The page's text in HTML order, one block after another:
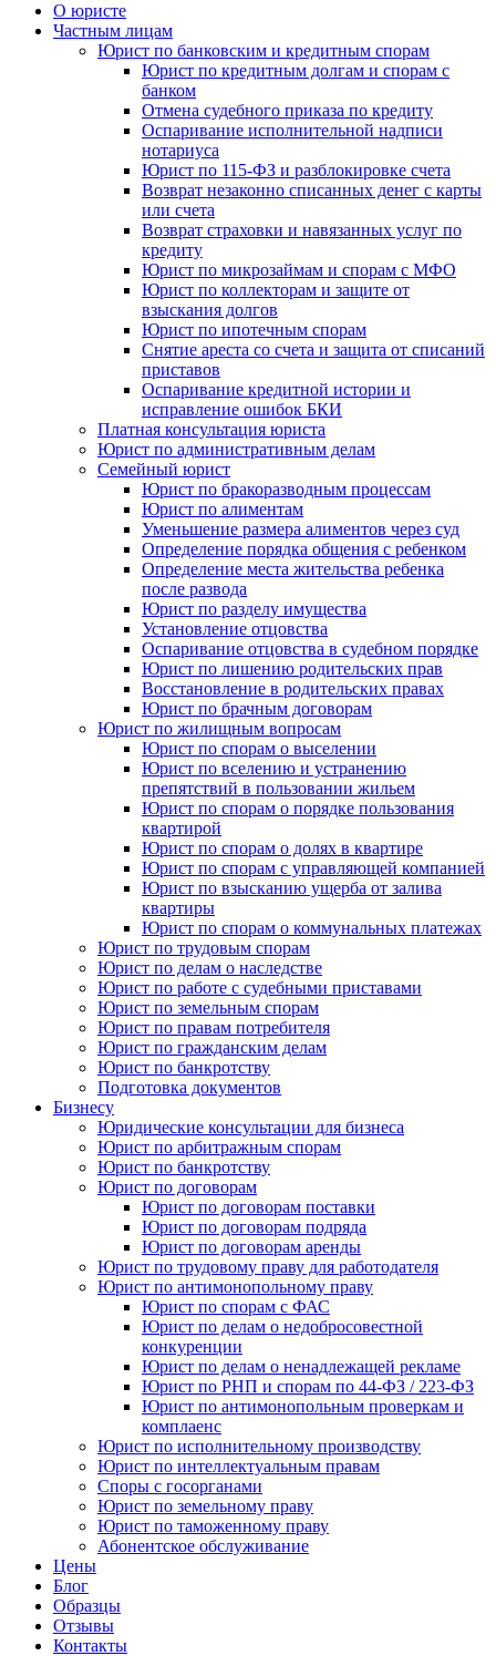
О юристе
Частным лицам
Юрист по банковским и кредитным спорам
Юрист по кредитным долгам и спорам с
банком
Отмена судебного приказа по кредиту
Оспаривание исполнительной надписи
нотариуса
Юрист по 115-ФЗ и разблокировке счета
Возврат незаконно списанных денег с карты
или счета
Возврат страховки и навязанных услуг по
кредиту
Юрист по микрозаймам и спорам с МФО
Юрист по коллекторам и защите от
взыскания долгов
Юрист по ипотечным спорам
Снятие ареста со счета и защита от списаний
приставов
Оспаривание кредитной истории и
исправление ошибок БКИ
Платная консультация юриста
Юрист по административным делам
Семейный юрист
Юрист по бракоразводным процессам
Юрист по алиментам
Уменьшение размера алиментов через суд
Определение порядка общения с ребенком
Определение места жительства ребенка
после развода
Юрист по разделу имущества
Установление отцовства
Оспаривание отцовства в судебном порядке
Юрист по лишению родительских прав
Восстановление в родительских правах
Юрист по брачным договорам
Юрист по жилищным вопросам
Юрист по спорам о выселении
Юрист по вселению и устранению
препятствий в пользовании жильем
Юрист по спорам о порядке пользования
квартирой
Юрист по спорам о долях в квартире
Юрист по спорам с управляющей компанией
Юрист по взысканию ущерба от залива
квартиры
Юрист по спорам о коммунальных платежах
Юрист по трудовым спорам
Юрист по делам о наследстве
Юрист по работе с судебными приставами
Юрист по земельным спорам
Юрист по правам потребителя
Юрист по гражданским делам
Юрист по банкротству
Подготовка документов
Бизнесу
Юридические консультации для бизнеса
Юрист по арбитражным спорам
Юрист по банкротству
Юрист по договорам
Юрист по договорам поставки
Юрист по договорам подряда
Юрист по договорам аренды
Юрист по трудовому праву для работодателя
Юрист по антимонопольному праву
Юрист по спорам с ФАС
Юрист по делам о недобросовестной
конкуренции
Юрист по делам о ненадлежащей рекламе
Юрист по РНП и спорам по 44-ФЗ / 223-ФЗ
Юрист по антимонопольным проверкам и
комплаенс
Юрист по исполнительному производству
Юрист по интеллектуальным правам
Споры с госорганами
Юрист по земельному праву
Юрист по таможенному праву
Абонентское обслуживание
Цены
Блог
Образцы
Отзывы
Контакты